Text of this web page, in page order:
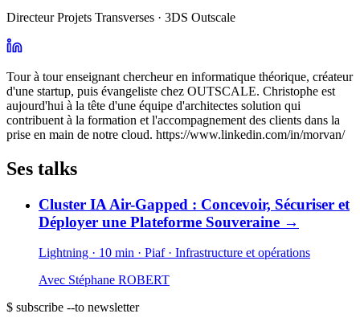
Directeur Projets Transverses · 3DS Outscale
Tour à tour enseignant chercheur en informatique théorique, créateur
d'une startup, puis évangeliste chez OUTSCALE. Christophe est
aujourd'hui à la tête d'une équipe d'architectes solution qui
contribuent à la formation et l'accompagnement des clients dans la
prise en main de notre cloud. https://www.linkedin.com/in/morvan/
Ses talks
Cluster IA Air-Gapped : Concevoir, Sécuriser et
Déployer une Plateforme Souveraine →
Lightning · 10 min · Piaf · Infrastructure et opérations
Avec Stéphane ROBERT
$ subscribe --to newsletter